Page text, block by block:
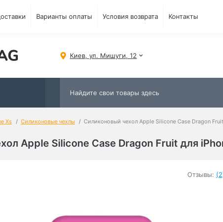
Варианты оплаты Условия возврата Контакты
Киев, ул. Мишуги, 12
Xs Силиконовые чехлы Силиконовый чехол Apple Silicone Case Dragon
Apple Silicone Case Dragon Fruit для
Отзывы: